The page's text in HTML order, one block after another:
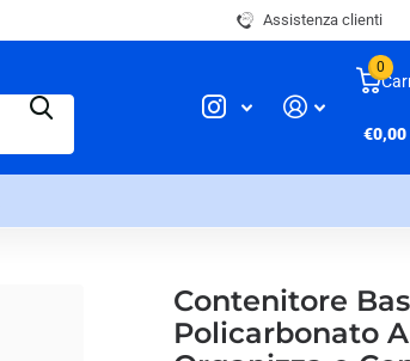
Assistenza clienti
0
€0,00
Contenitore
Policarbonato